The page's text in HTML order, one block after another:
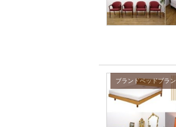
ブランドベッドブラ